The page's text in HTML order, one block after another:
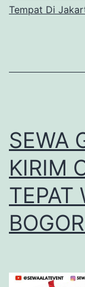
Tempat Di
SEWA
KIRIM
TEPAT